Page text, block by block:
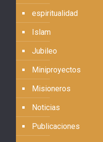
espiritualidad
Islam
Jubileo
Miniproyectos
Misioneros
Noticias
Publicaciones